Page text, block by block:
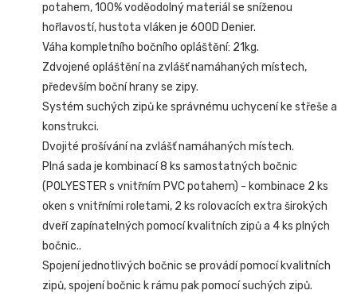
potahem, 100% voděodolný materiál se sníženou
hořlavostí, hustota vláken je 600D Denier.
Váha kompletního bočního opláštění: 21kg.
Zdvojené opláštění na zvlášť namáhaných místech,
především boční hrany se zipy.
Systém suchých zipů ke správnému uchycení ke střeše a
konstrukci.
Dvojité prošívání na zvlášť namáhaných místech.
Plná sada je kombinací 8 ks samostatných bočnic
(POLYESTER s vnitřním PVC potahem) - kombinace 2 ks
oken s vnitřními roletami, 2 ks rolovacích extra širokých
dveří zapínatelných pomocí kvalitních zipůa 4 ks plných
bočnic..
Spojení jednotlivých bočnic se provádí pomocí kvalitních
zipů, spojení bočnic k rámu pak pomocí suchých zipů.